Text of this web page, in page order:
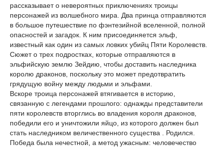
рассказывает о невероятных приключениях троицы
персонажей из волшебного мира. Два принца отправляются
в большое путешествие по фэнтезийной вселенной, полной
опасностей и загадок. К ним присоединяется эльф,
известный как один из самых ловких убийц Пяти Королевств.
Сюжет о трех подростках, которые отправляются в
эльфийскую землю Зейдию, чтобы доставить наследника
королю драконов, поскольку это может предотвратить
грядущую войну между людьми и эльфами.
Вскоре троица персонажей втягивается в историю,
связанную с легендами прошлого: однажды представители
пяти королевств вторглись во владения короля драконов,
победили его и уничтожили яйцо, из которого должен был
стать наследником величественного существа . Родился.
Победа была нечестной, а метод ужасным: человечество